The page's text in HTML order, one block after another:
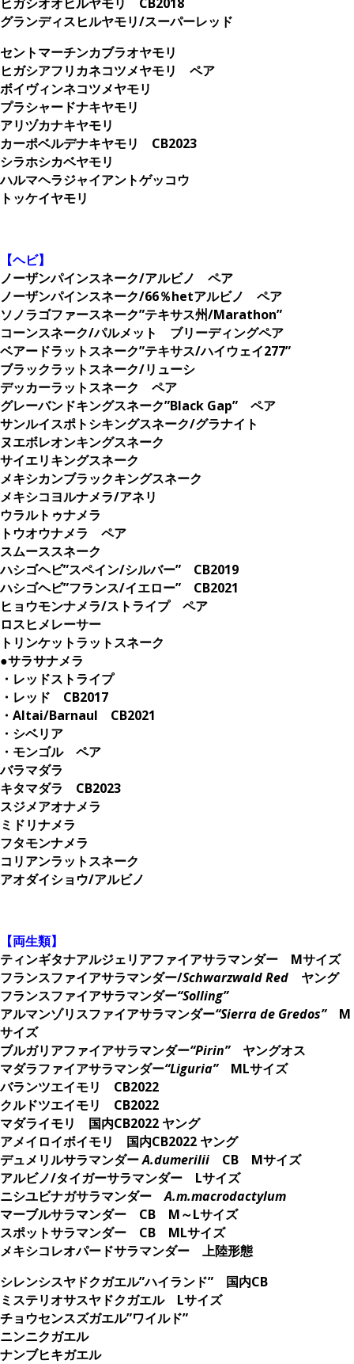
グランディスヒルヤモリ/スーパーレッド
セントマーチンカブラオヤモリ
ヒガシアフリカネコツメヤモリ ペア
ボイヴィンネコツメヤモリ
プラシャードナキヤモリ
アリヅカナキヤモリ
カーポベルデナキヤモリ CB2023
シラホシカベヤモリ
ハルマヘラジャイアントゲッコウ
トッケイヤモリ
【ヘビ】
ノーザンパインスネーク/アルビノ ペア
ノーザンパインスネーク/66％hetアルビノ ペア
ソノラゴファースネーク”テキサス州/Marathon”
コーンスネーク/パルメット ブリーディングペア
ベアードラットスネーク”テキサス/ハイウェイ277”
ブラックラットスネーク/リューシ
デッカーラットスネーク ペア
グレーバンドキングスネーク”Black Gap” ペア
サンルイスポトシキングスネーク/グラナイト
ヌエボレオンキングスネーク
サイエリキングスネーク
メキシカンブラックキングスネーク
メキシコヨルナメラ/アネリ
ウラルトゥナメラ
トウオウナメラ ペア
スムーススネーク
ハシゴヘビ”スペイン/シルバー” CB2019
ハシゴヘビ”フランス/イエロー” CB2021
ヒョウモンナメラ/ストライプ ペア
ロスヒメレーサー
トリンケットラットスネーク
●サラサナメラ
・レッドストライプ
・レッド CB2017
・Altai/Barnaul CB2021
・シベリア
・モンゴル ペア
バラマダラ
キタマダラ CB2023
スジメアオナメラ
ミドリナメラ
フタモンナメラ
コリアンラットスネーク
アオダイショウ/アルビノ
【両生類】
ティンギタナアルジェリアファイアサラマンダー Mサイズ
フランスファイアサラマンダー/Schwarzwald Red ヤング
フランスファイアサラマンダー“Solling”
アルマンゾリスファイアサラマンダー“Sierra de Gredos” M
サイズ
ブルガリアファイアサラマンダー“Pirin” ヤングオス
マダラファイアサラマンダー“Liguria” MLサイズ
バランツエイモリ CB2022
クルドツエイモリ CB2022
マダライモリ 国内CB2022 ヤング
アメイロイボイモリ 国内CB2022 ヤング
デュメリルサラマンダーA.dumerilii CB Mサイズ
アルビノ/タイガーサラマンダー Lサイズ
ニシユビナガサラマンダーA.m.macrodactylum
マーブルサラマンダー CB M～Lサイズ
スポットサラマンダー CB MLサイズ
メキシコレオパードサラマンダー 上陸形態
シレンシスヤドクガエル”ハイランド” 国内CB
ミステリオサスヤドクガエル Lサイズ
チョウセンスズガエル”ワイルド”
ニンニクガエル
ナンブヒキガエル